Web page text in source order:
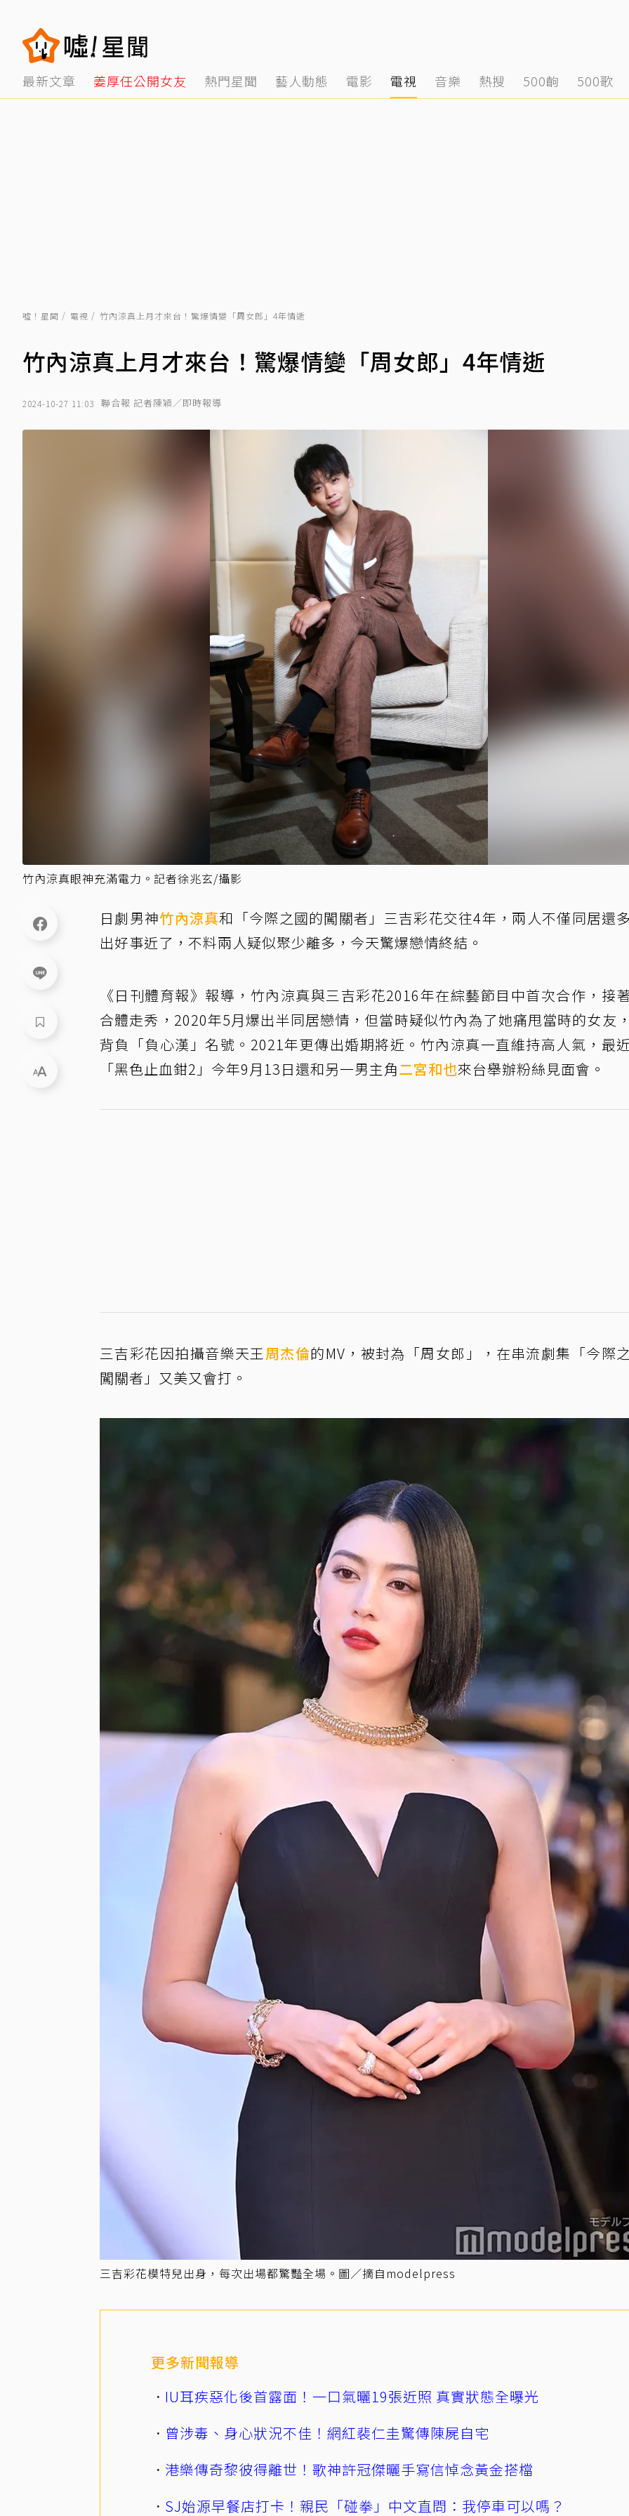
最新文章 姜厚任公開女友 熱門星聞 藝人動態 電影 電視 音樂 熱搜 500齣 500歌
噓！星聞 電視 竹內涼真上月才來台！驚爆情變「周女郎」4年情逝
竹內涼真上月才來台！驚爆情變「周女郎」4年情逝
2024-10-27 11:03 聯合報 記者陳穎／即時報導
竹內涼真眼神充滿電力。記者徐兆玄/攝影
日劇男神竹內涼真和「今際之國的闖關者」三吉彩花交往4年，兩人不僅同居還
出好事近了，不料兩人疑似聚少離多，今天驚爆戀情終結。
《日刊體育報》報導，竹內涼真與三吉彩花2016年在綜藝節目中首次合作，接
合體走秀，2020年5月爆出半同居戀情，但當時疑似竹內為了她痛甩當時的女友
背負「負心漢」名號。2021年更傳出婚期將近。竹內涼真一直維持高人氣，最
「黑色止血鉗2」今年9月13日還和另一男主角二宮和也來台舉辦粉絲見面會。
三吉彩花因拍攝音樂天王周杰倫的MV，被封為「周女郎」，在串流劇集「今際
闖關者」又美又會打。
三吉彩花模特兒出身，每次出場都驚豔全場。圖／摘自modelpress
更多新聞報導
IU耳疾惡化後首露面！一口氣曬19張近照 真實狀態全曝光
曾涉毒、身心狀況不佳！網紅裴仁圭驚傳陳屍自宅
港樂傳奇黎彼得離世！歌神許冠傑曬手寫信悼念黃金搭檔
SJ始源早餐店打卡！親民「碰拳」中文直問：我停車可以嗎？